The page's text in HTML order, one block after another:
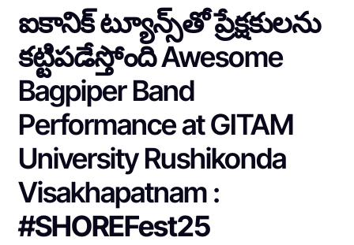
ఐకానిక్ ట్యూన్స్‌తో ప్రేక్షకులను
కట్టిపడేస్తోంది Awesome
Bagpiper Band
Performance at GITAM
University Rushikonda
Visakhapatnam :
#SHOREFest25